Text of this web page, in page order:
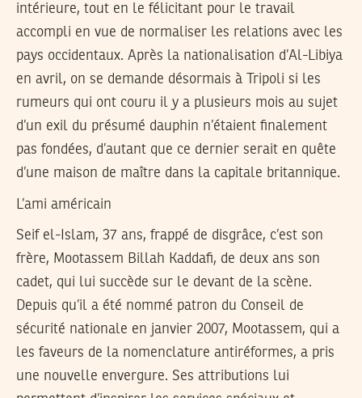
intérieure, tout en le félicitant pour le travail
accompli en vue de normaliser les relations avec les
pays occidentaux. Après la nationalisation d’Al-Libiya
en avril, on se demande désormais à Tripoli si les
rumeurs qui ont couru il y a plusieurs mois au sujet
d’un exil du présumé dauphin n’étaient finalement
pas fondées, d’autant que ce dernier serait en quête
d’une maison de maître dans la capitale britannique.
L’ami américain
Seif el-Islam, 37 ans, frappé de disgrâce, c’est son
frère, Mootassem Billah Kaddafi, de deux ans son
cadet, qui lui succède sur le devant de la scène.
Depuis qu’il a été nommé patron du Conseil de
sécurité nationale en janvier 2007, Mootassem, qui a
les faveurs de la nomenclature antiréformes, a pris
une nouvelle envergure. Ses attributions lui